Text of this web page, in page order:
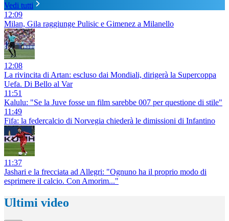
Vedi tutti
12:09
Milan, Gila raggiunge Pulisic e Gimenez a Milanello
12:08
La rivincita di Artan: escluso dai Mondiali, dirigerà la Supercoppa
Uefa. Di Bello al Var
11:51
Kalulu: "Se la Juve fosse un film sarebbe 007 per questione di stile"
11:49
Fifa: la federcalcio di Norvegia chiederà le dimissioni di Infantino
11:37
Jashari e la frecciata ad Allegri: "Ognuno ha il proprio modo di
esprimere il calcio. Con Amorim..."
Ultimi video